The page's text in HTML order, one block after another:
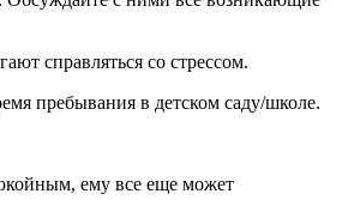
справляться со стрессом.
пребывания в детском саду/школе.
ему все еще может